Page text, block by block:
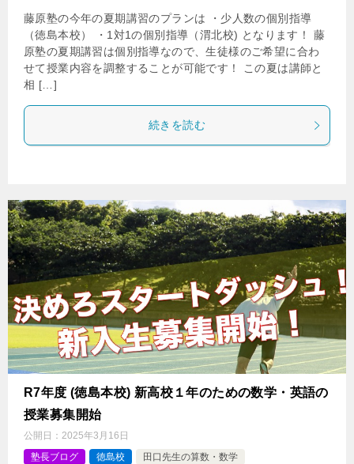
藤原塾の今年の夏期講習のプランは ・少人数の個別指導
（徳島本校） ・1対1の個別指導（渭北校) となります！ 藤
原塾の夏期講習は個別指導なので、生徒様のご希望に合わ
せて授業内容を調整することが可能です！ この夏は講師と
相 […]
続きを読む
R7年度 (徳島本校) 新高校１年のための数学・英語の
授業募集開始
公開日： 2025年3月16日
塾長ブログ
徳島校 田口先生の算数・数学